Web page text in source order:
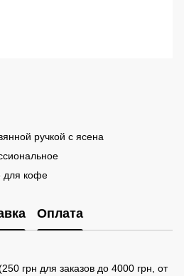
ручкой с ясена
для кофе
Оплата
грн для заказов до 4000 грн, от